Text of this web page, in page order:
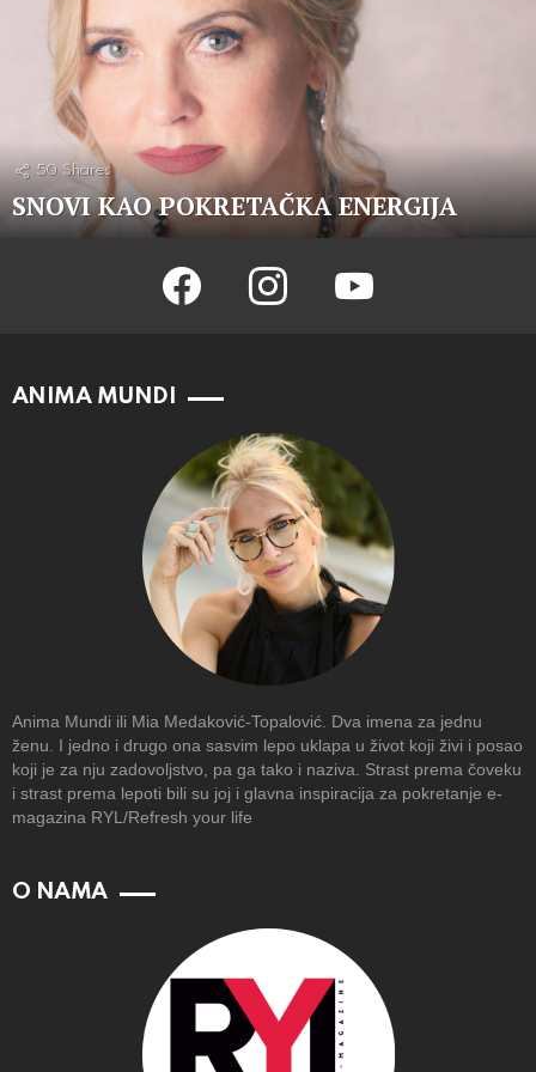
50 Shares
SNOVI KAO POKRETAČKA ENERGIJA
facebook instagram youtube
ANIMA MUNDI
Anima Mundi ili Mia Medaković-Topalović. Dva imena za jednu
ženu. I jedno i drugo ona sasvim lepo uklapa u život koji živi i posao
koji je za nju zadovoljstvo, pa ga tako i naziva. Strast prema čoveku
i strast prema lepoti bili su joj i glavna inspiracija za pokretanje e-
magazina RYL/Refresh your life
O NAMA